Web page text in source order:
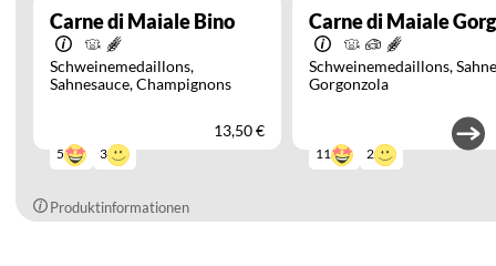
Carne di Maiale Bino
Schweinemedaillons
Sahnesauce Champignons
13,50 €
5 3
Carne di Maiale
Schweinemedaillons
Gorgonzola
11 2
Produktinformationen